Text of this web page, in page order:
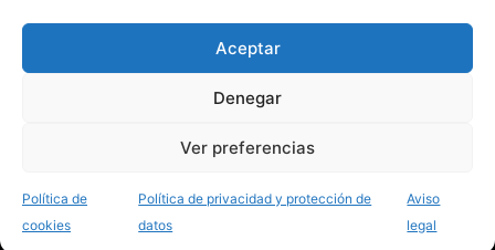
Aceptar
Denegar
Ver preferencias
Política de
cookies
Política de privacidad y protección de
datos
Aviso
legal
Política de cookiesAviso legalCondiciones generales
Desarrollado por Marketing Acción